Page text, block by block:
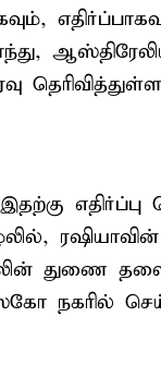
எதிர்ப்பு
துணை
நகரில்